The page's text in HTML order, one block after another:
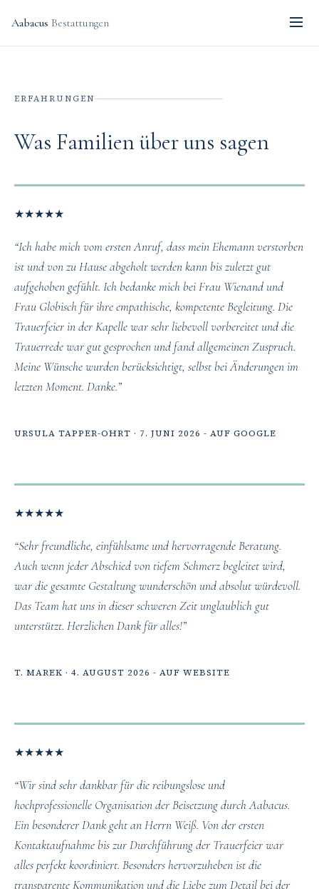
Aabacus Bestattungen
ERFAHRUNGEN
Was Familien über uns sagen
★★★★★
“Ich habe mich vom ersten Anruf, dass mein Ehemann verstorben
ist und von zu Hause abgeholt werden kann bis zuletzt gut
aufgehoben gefühlt. Ich bedanke mich bei Frau Wienand und
Frau Globisch für ihre empathische, kompetente Begleitung. Die
Trauerfeier in der Kapelle war sehr liebevoll vorbereitet und die
Trauerrede war gut gesprochen und fand allgemeinen Zuspruch.
Meine Wünsche wurden berücksichtigt, selbst bei Änderungen im
letzten Moment. Danke.”
URSULA TAPPER-OHRT · 7. JUNI 2026 - AUF GOOGLE
★★★★★
“Sehr freundliche, einfühlsame und hervorragende Beratung.
Auch wenn jeder Abschied von tiefem Schmerz begleitet wird,
war die gesamte Gestaltung wunderschön und absolut würdevoll.
Das Team hat uns in dieser schweren Zeit unglaublich gut
unterstützt. Herzlichen Dank für alles!”
T. MAREK · 4. AUGUST 2026 - AUF WEBSITE
★★★★★
“Wir sind sehr dankbar für die reibungslose und
hochprofessionelle Organisation der Beisetzung durch Aabacus.
Ein besonderer Dank geht an Herrn Weiß. Von der ersten
Kontaktaufnahme bis zur Durchführung der Trauerfeier war
alles perfekt koordiniert. Besonders hervorzuheben ist die
transparente Kommunikation und die Liebe zum Detail bei der